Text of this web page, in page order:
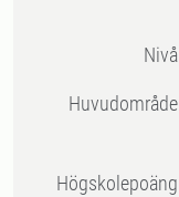
Nivå
Huvudområde
högskolepoäng